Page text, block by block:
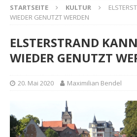
STARTSEITE KULTUR
WIEDER GENUTZT WERDEN
ELSTERSTRAND
WIEDER GENUTZT
20. Mai 2020 Maximilian Bendel